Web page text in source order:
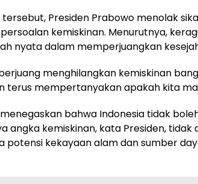
Presiden Prabowo menolak
kemiskinan. Menurutnya,
nyata dalam memperjuangkan
menghilangkan kemiskinan
terus mempertanyakan apakah kita
bahwa Indonesia tidak
angka kemiskinan, kata Presiden,
potensi kekayaan alam dan sumber